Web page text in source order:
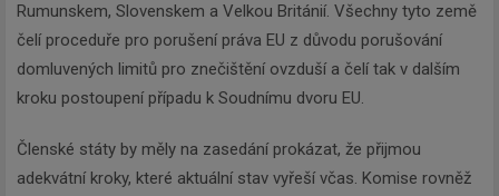
Rumunskem, Slovenskem a Velkou Británií. Všechny tyto země
čelí proceduře pro porušení práva EU z důvodu porušování
domluvených limitů pro znečištění ovzduší a čelí tak v dalším
kroku postoupení případu k Soudnímu dvoru EU.
Členské státy by měly na zasedání prokázat, že přijmou
adekvátní kroky, které aktuální stav vyřeší včas. Komise rovněž